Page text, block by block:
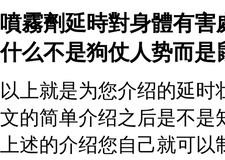
噴霧劑延時對身體有
什么不是狗仗人势而是
以上就是为您介绍的延
文的简单介绍之后是不是
上述的介绍您自己就可